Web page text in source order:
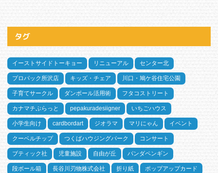
タグ
イーストサイドトーキョー リニューアル センター北
プロパック所沢店 キッズ・チェア 川口・鳩ケ谷住宅公園
子育てサークル ダンボール活用術 フタコストリート
カナマチぷらっと pepakuradesiigner いちごハウス
小学生向け cardbordart ジオラマ マリにゃん イベント
クーベルチップ つくばハウジングパーク コンサート
ブティック社 児童施設 自由が丘 パンダペンギン
段ボール箱 長谷川刃物株式会社 折り紙 ポップアップカード